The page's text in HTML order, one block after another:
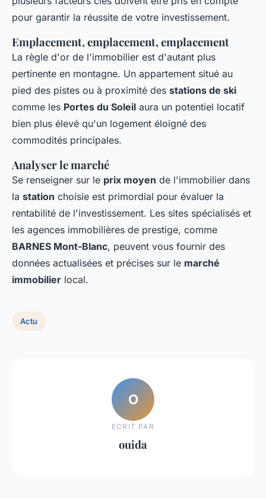
pour garantir la réussite de votre investissement.
Emplacement, emplacement, emplacement
La règle d'or de l'immobilier est d'autant plus
pertinente en montagne. Un appartement situé au
pied des pistes ou à proximité des stations de ski
comme les Portes du Soleil aura un potentiel locatif
bien plus élevé qu'un logement éloigné des
commodités principales.
Analyser le marché
Se renseigner sur le prix moyen de l'immobilier dans
la station choisie est primordial pour évaluer la
rentabilité de l'investissement. Les sites spécialisés et
les agences immobilières de prestige, comme
BARNES Mont-Blanc, peuvent vous fournir des
données actualisées et précises sur le marché
immobilier local.
Actu
O
ECRIT PAR
ouida